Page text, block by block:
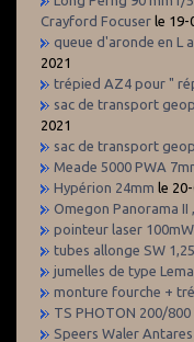
Crayford Focuser le 19-
queue d'aronde en L
2021
trépied AZ4 pour "
sac de transport
2021
sac de transport
Meade 5000 PWA
Hypérion 24mm le
Omegon Panorama II
pointeur laser
tubes allonge SW
jumelles de type
monture fourche +
TS PHOTON 200/800
Speers Waler